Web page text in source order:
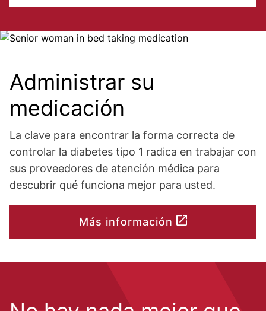
Administrar su
medicación
La clave para encontrar la forma correcta de
controlar la diabetes tipo 1 radica en trabajar con
sus proveedores de atención médica para
descubrir qué funciona mejor para usted.
Más información
Image